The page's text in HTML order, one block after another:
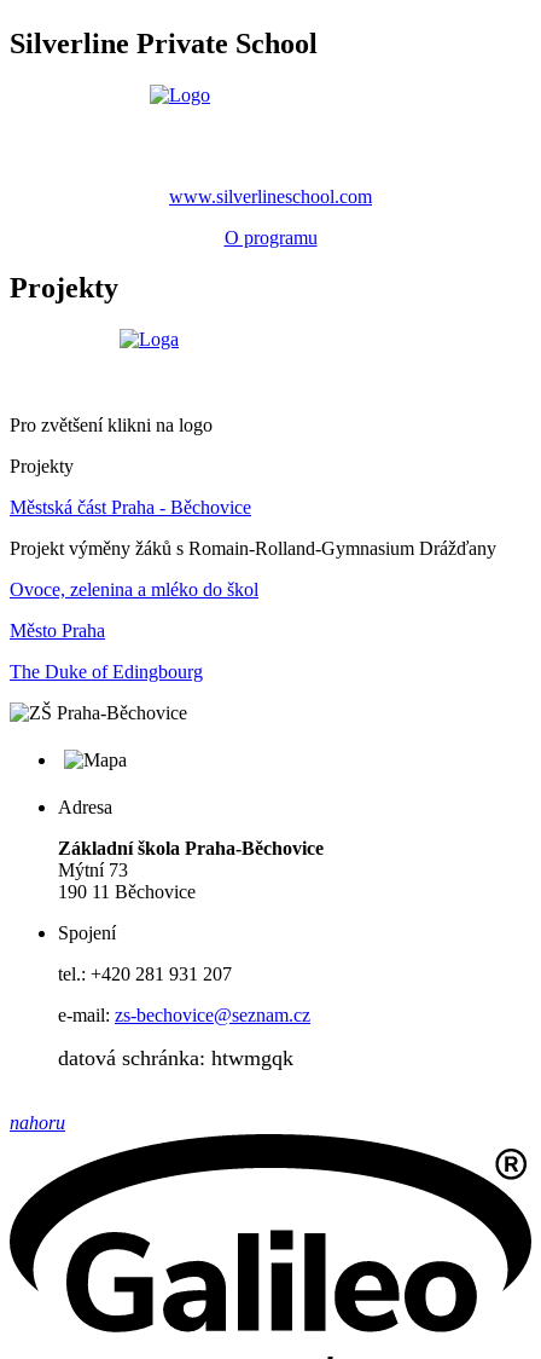
Silverline Private School
www.silverlineschool.com
O programu
Projekty
Pro zvětšení klikni na logo
Projekty
Městská část Praha - Běchovice
Projekt výměny žáků s Romain-Rolland-Gymnasium Drážďany
Ovoce, zelenina a mléko do škol
Město Praha
The Duke of Edingbourg
Adresa
Základní škola Praha-Běchovice
Mýtní 73
190 11 Běchovice
Spojení
tel.: +420 281 931 207
e-mail: zs-bechovice@seznam.cz
datová schránka: htwmgqk
nahoru